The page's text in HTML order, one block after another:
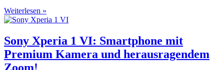
Weiterlesen »
Sony Xperia 1 VI: Smartphone mit
Premium Kamera und herausragendem
Zoom!